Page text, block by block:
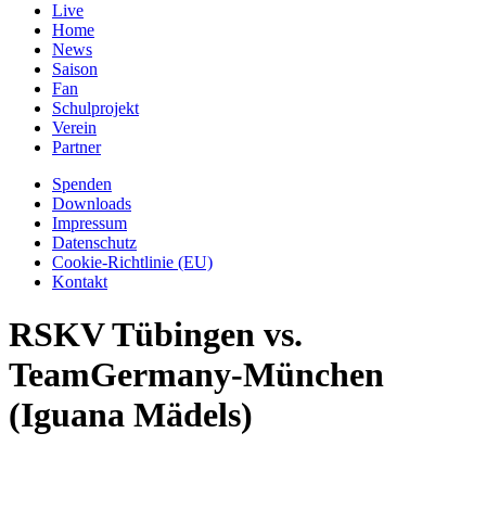
Live
Home
News
Saison
Fan
Schulprojekt
Verein
Partner
Spenden
Downloads
Impressum
Datenschutz
Cookie-Richtlinie (EU)
Kontakt
RSKV Tübingen vs.
TeamGermany-München
(Iguana Mädels)